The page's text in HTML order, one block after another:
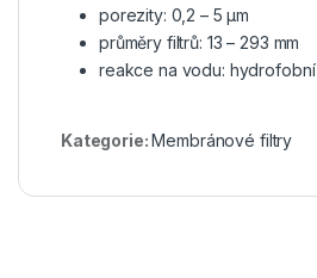
porezity: 0,2 – 5 µm
průměry filtrů: 13 – 293 mm
reakce na vodu: hydrofobní
Kategorie:Membránové filtry